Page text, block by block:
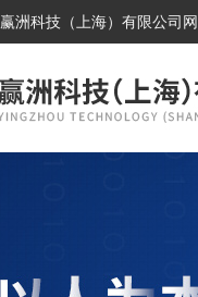
赢洲科技（上海）有限公司